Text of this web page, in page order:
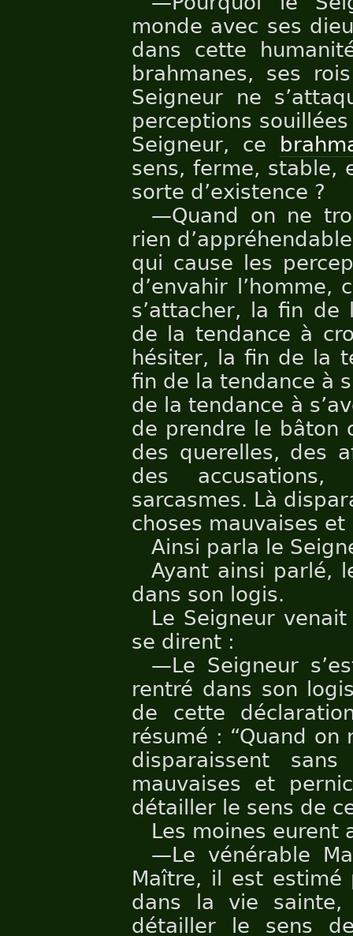
monde avec ses
dans cette
brahmanes, ses
Seigneur ne
perceptions
Seigneur, ce
sens, ferme, stable,
sorte d’existence ?
—Quand on ne
rien
qui cause les
d’envahir l’homme,
s’attacher, la fin
de la tendance à
hésiter, la fin de la
fin de la tendance à
de la tendance à
de prendre le bâton
des querelles, des
des
sarcasmes. Là
choses mauvaises
Ainsi parla le
Ayant ainsi parlé,
dans son logis.
Le Seigneur
se dirent :
—Le Seigneur
rentré dans son
de cette
résumé : “Quand
disparaissent
mauvaises et
détailler le sens de
Les moines eurent
—Le vénérable
Maître, il est estimé
dans la vie
détailler le sens